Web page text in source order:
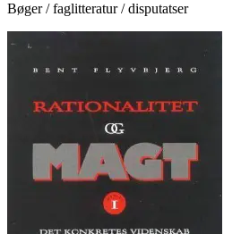
Bøger / faglitteratur / disputatser